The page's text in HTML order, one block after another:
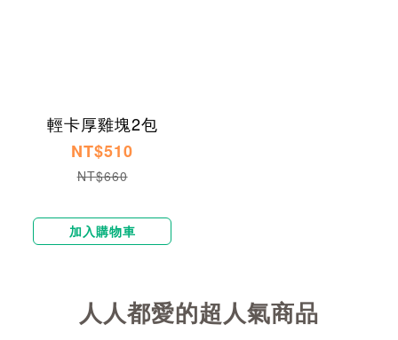
輕卡厚雞塊2包
NT$510
NT$660
加入購物車
人人都愛的超人氣商品